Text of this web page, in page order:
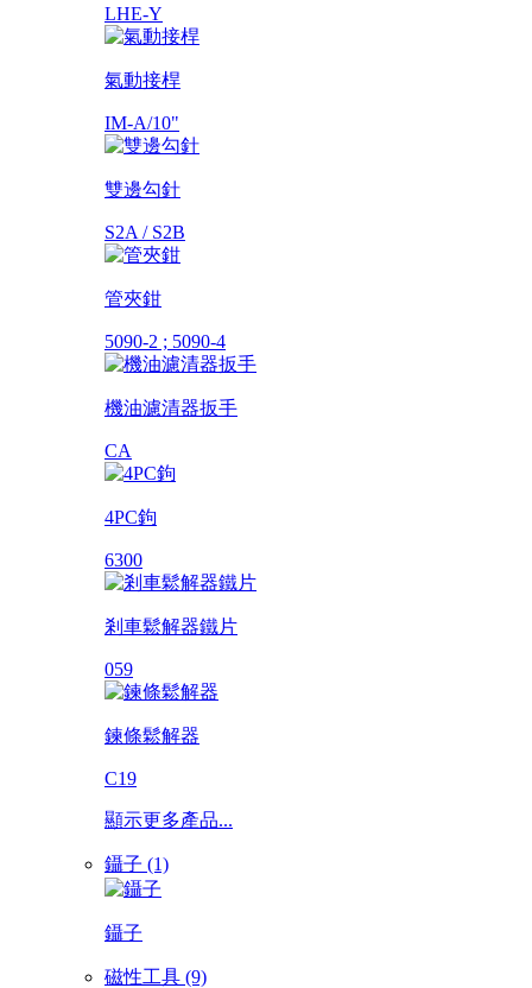
LHE-Y
氣動接桿
IM-A/10"
雙邊勾針
S2A / S2B
管夾鉗
5090-2 ; 5090-4
機油濾清器扳手
CA
4PC鉤
6300
剎車鬆解器鐵片
059
鍊條鬆解器
C19
顯示更多產品...
鑷子 (1)
鑷子
磁性工具 (9)